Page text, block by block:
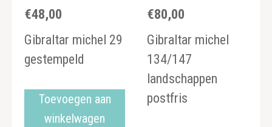
€48,00
Gibraltar michel 29
gestempeld
Toevoegen aan
winkelwagen
€80,00
Gibraltar michel
134/147
landschappen
postfris